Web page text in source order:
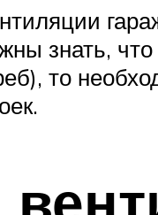
знать,
то